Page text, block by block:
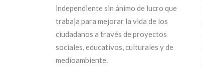
independiente sin ánimo de lucro que
trabaja para mejorar la vida de los
ciudadanos a través de proyectos
sociales, educativos, culturales y de
medioambiente.